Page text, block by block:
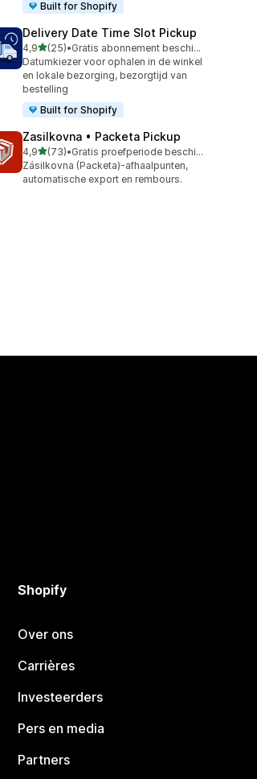
Built for Shopify
Delivery Date Time Slot Pickup
4,9van 5 sterren
(25)
25 recensies in totaal
•
Gratis abonnement beschikbaar
Datumkiezer voor ophalen in de winkel
en lokale bezorging, bezorgtijd van
bestelling
Built for Shopify
Zasilkovna • Packeta Pickup
4,9van 5 sterren
(73)
73 recensies in totaal
•
Gratis proefperiode beschikbaar
Zásilkovna (Packeta)-afhaalpunten,
automatische export en rembours.
Shopify
Over ons
Carrières
Investeerders
Pers en media
Partners